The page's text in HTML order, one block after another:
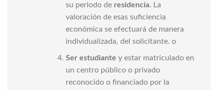
su periodo de residencia. La
valoración de esas suficiencia
económica se efectuará de manera
individualizada, del solicitante. o
Ser estudiante y estar matriculado en
un centro público o privado
reconocido o financiado por la